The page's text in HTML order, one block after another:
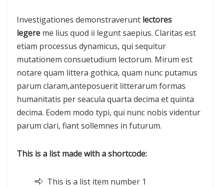
Investigationes demonstraverunt lectores
legere me lius quod ii legunt saepius. Claritas est
etiam processus dynamicus, qui sequitur
mutationem consuetudium lectorum. Mirum est
notare quam littera gothica, quam nunc putamus
parum claram,anteposuerit litterarum formas
humanitatis per seacula quarta decima et quinta
decima. Eodem modo typi, qui nunc nobis videntur
parum clari, fiant sollemnes in futurum.
This is a list made with a shortcode:
This is a list item number 1